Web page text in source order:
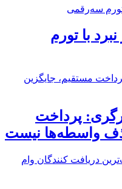
در نبرد با تورم
پرداخت
واسطه‌ها نیست